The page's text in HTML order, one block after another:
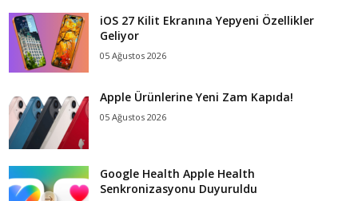
iOS 27 Kilit Ekranına Yepyeni Özellikler
Geliyor
05 Ağustos 2026
Apple Ürünlerine Yeni Zam Kapıda!
05 Ağustos 2026
Google Health Apple Health
Senkronizasyonu Duyuruldu